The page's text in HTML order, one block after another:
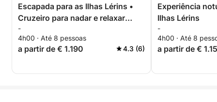
Escapada para as Ilhas Lérins •
Cruzeiro para nadar e relaxar
saindo de Cannes
-
4h00 · Até 8 pessoas
a partir de € 1.190 4.3 (6)
Experiência
Ilhas Lérins
-
4h00 · Até 8
a partir de €